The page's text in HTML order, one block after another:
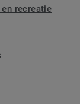
recreatie